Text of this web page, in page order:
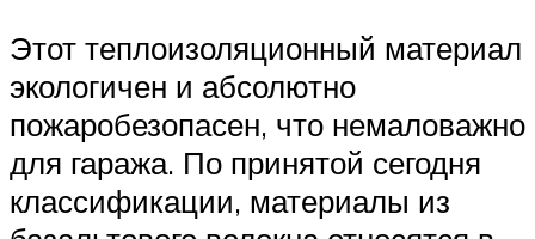
Этот теплоизоляционный материал
экологичен и абсолютно
пожаробезопасен, что немаловажно
для гаража. По принятой сегодня
классификации, материалы из